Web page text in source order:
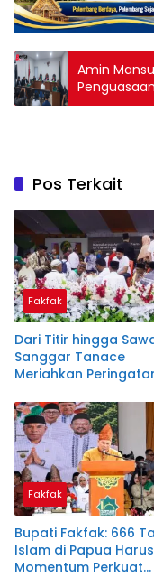
Amin
Pos Terkait
Fakfak
Dari Titir hingga
Sanggar Tanace
Meriahkan
Papua
Fakfak
Bupati Fakfak: 666
Islam di Papua
Momentum Perkuat